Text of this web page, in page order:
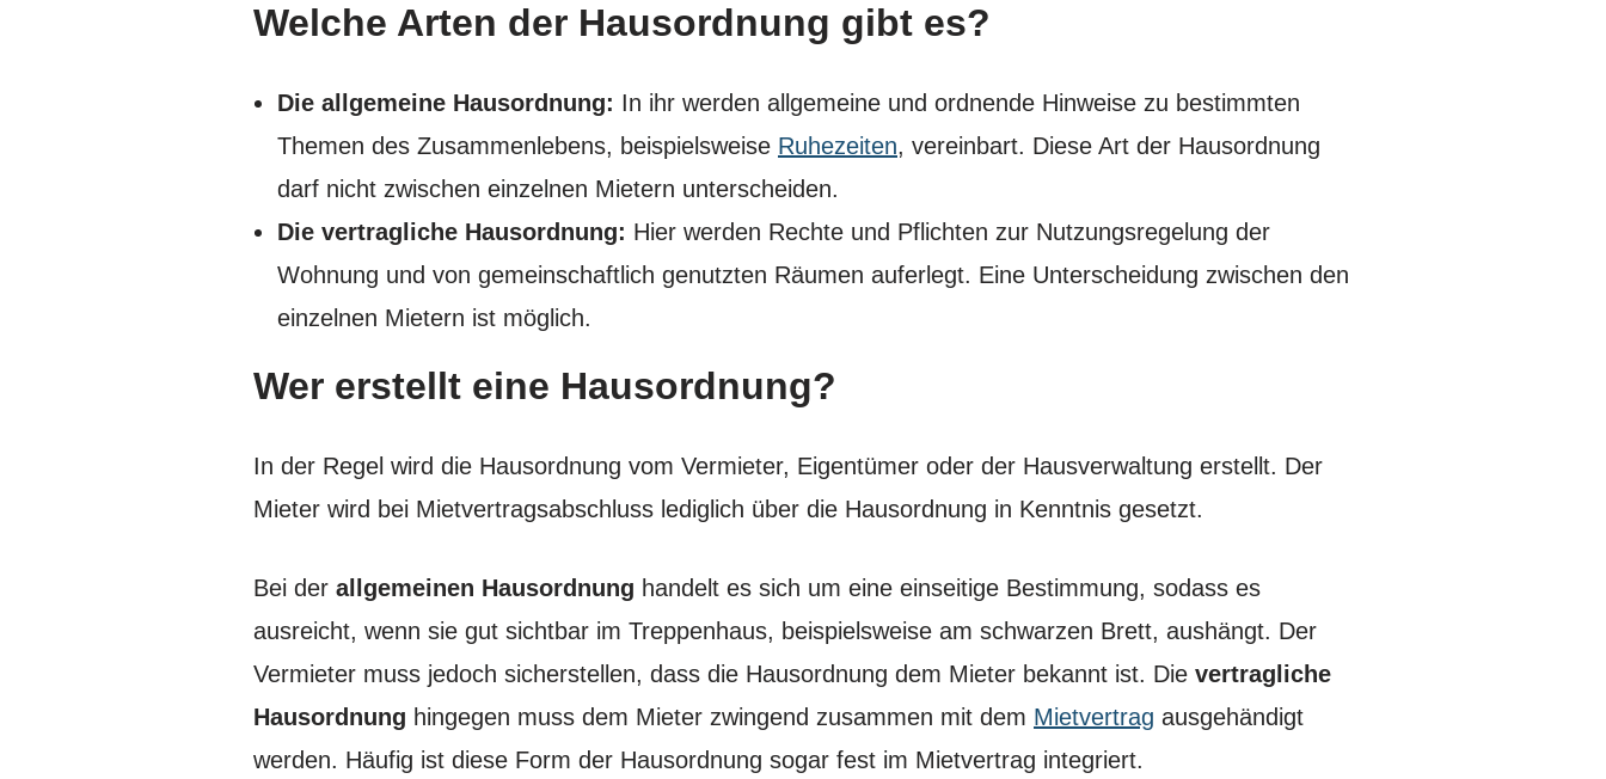
Welche Arten der Hausordnung gibt es?
Die allgemeine Hausordnung: In ihr werden allgemeine und ordnende Hinweise zu bestimmten
Themen des Zusammenlebens, beispielsweise Ruhezeiten, vereinbart. Diese Art der Hausordnung
darf nicht zwischen einzelnen Mietern unterscheiden.
Die vertragliche Hausordnung: Hier werden Rechte und Pflichten zur Nutzungsregelung der
Wohnung und von gemeinschaftlich genutzten Räumen auferlegt. Eine Unterscheidung zwischen den
einzelnen Mietern ist möglich.
Wer erstellt eine Hausordnung?
In der Regel wird die Hausordnung vom Vermieter, Eigentümer oder der Hausverwaltung erstellt. Der
Mieter wird bei Mietvertragsabschluss lediglich über die Hausordnung in Kenntnis gesetzt.
Bei der allgemeinen Hausordnung handelt es sich um eine einseitige Bestimmung, sodass es
ausreicht, wenn sie gut sichtbar im Treppenhaus, beispielsweise am schwarzen Brett, aushängt. Der
Vermieter muss jedoch sicherstellen, dass die Hausordnung dem Mieter bekannt ist. Die vertragliche
Hausordnung hingegen muss dem Mieter zwingend zusammen mit dem Mietvertrag ausgehändigt
werden. Häufig ist diese Form der Hausordnung sogar fest im Mietvertrag integriert.